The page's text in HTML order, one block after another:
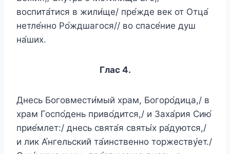
воспита́тися в жили́ще/ пре́жде век от Отца́
нетле́нно Ро́ждшагося// во спасе́ние душ
на́ших.
Глас 4.
Днесь Боговмести́мый храм, Богоро́дица,/ в
храм Госпо́день приво́дится,/ и Заха́рия Сию́
прие́млет:/ днесь свята́я святы́х ра́дуются,/
и лик А́нгельский та́инственно торжеству́ет./